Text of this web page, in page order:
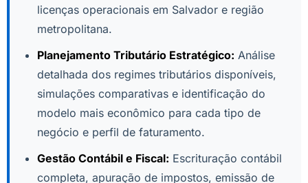
licenças operacionais em Salvador e região
metropolitana.
Planejamento Tributário Estratégico: Análise
detalhada dos regimes tributários disponíveis,
simulações comparativas e identificação do
modelo mais econômico para cada tipo de
negócio e perfil de faturamento.
Gestão Contábil e Fiscal: Escrituração contábil
completa, apuração de impostos, emissão de